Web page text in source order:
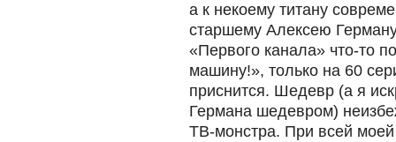
а к некоему титану
старшему Алексею
«Первого канала» что-то
машину!», только на 60
приснится. Шедевр (а я
Германа шедевром)
ТВ-монстра. При всей